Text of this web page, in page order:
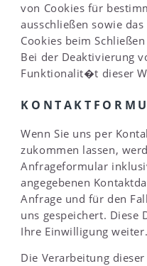
von Cookies für
ausschließen sowie
Cookies beim
Bei der Deaktivierung
Funktionalit�t dieser
Wenn Sie uns per
zukommen lassen,
Anfrageformular
angegebenen
Anfrage und für den
uns gespeichert. Diese
Ihre Einwilligung weiter.
Die Verarbeitung